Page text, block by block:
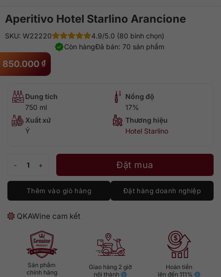
Aperitivo Hotel Starlino Arancione
850.000 ₫
SKU: W22220
4.9/5.0 (80 bình chọn)
Đã bán: 70 sản phẩm
Còn hàng
Dung tích
750 ml
Nồng độ
17%
Xuất xứ
Ý
Thương hiệu
Hotel Starlino
Aperitivo Hotel Starlino Arancione số lượng
Đặt mua
Thêm vào giỏ hàng Đặt hàng doanh nghiệp
QKAWine cam kết
Sản phẩm
chính hãng
Giao hàng 2 giờ
nội thành
Hoàn tiền
lên đến 111%